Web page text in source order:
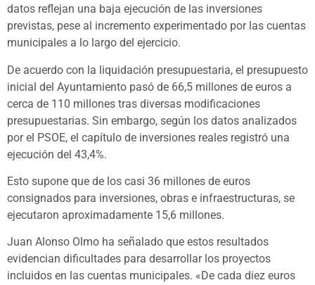
datos reflejan una baja ejecución de las inversiones
previstas, pese al incremento experimentado por las cuentas
municipales a lo largo del ejercicio.
De acuerdo con la liquidación presupuestaria, el presupuesto
inicial del Ayuntamiento pasó de 66,5 millones de euros a
cerca de 110 millones tras diversas modificaciones
presupuestarias. Sin embargo, según los datos analizados
por el PSOE, el capítulo de inversiones reales registró una
ejecución del 43,4%.
Esto supone que de los casi 36 millones de euros
consignados para inversiones, obras e infraestructuras, se
ejecutaron aproximadamente 15,6 millones.
Juan Alonso Olmo ha señalado que estos resultados
evidencian dificultades para desarrollar los proyectos
incluidos en las cuentas municipales. «De cada diez euros